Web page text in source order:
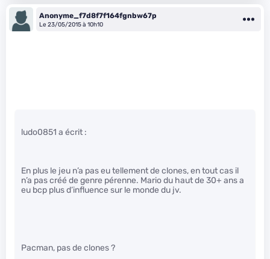
Anonyme_f7d8f7f164fgnbw67p
Le 23/05/2015 à 10h10
ludo0851 a écrit :
En plus le jeu n’a pas eu tellement de clones, en tout cas il
n’a pas créé de genre pérenne. Mario du haut de 30+ ans a
eu bcp plus d’influence sur le monde du jv.
Pacman, pas de clones ?